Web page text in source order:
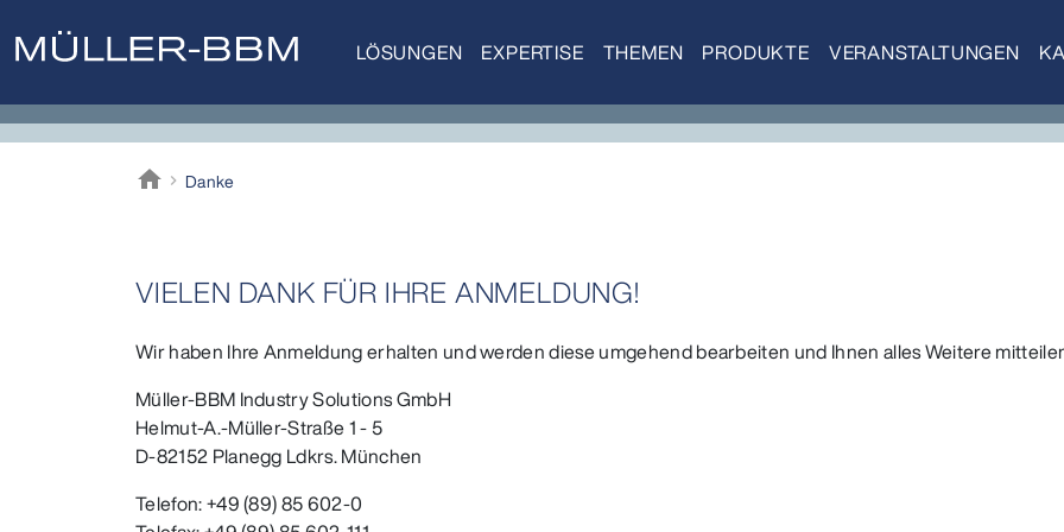
LÖSUNGEN EXPERTISE THEMEN PRODUKTE VERANSTALTUNGEN
home
Müller-BBM
Danke
VIELEN DANK FÜR IHRE ANMELDUNG!
Wir haben Ihre Anmeldung erhalten und werden diese umgehend bearbeiten und Ihnen alles Weitere
Müller-BBM Industry Solutions GmbH
Helmut-A.-Müller-Straße 1 - 5
D-82152 Planegg Ldkrs. München
Telefon: +49 (89) 85 602-0